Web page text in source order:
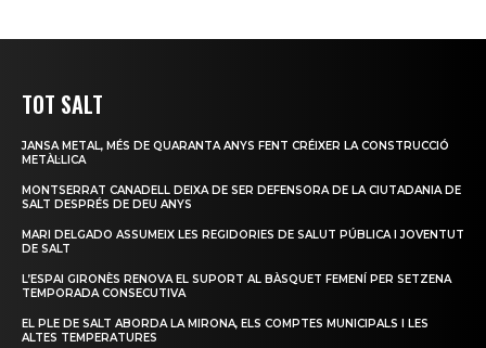
TOT SALT
JANSA METAL, MÉS DE QUARANTA ANYS FENT CRÉIXER LA CONSTRUCCIÓ
METÀL·LICA
MONTSERRAT CANADELL DEIXA DE SER DEFENSORA DE LA CIUTADANIA DE
SALT DESPRÉS DE DEU ANYS
MARI DELGADO ASSUMEIX LES REGIDORIES DE SALUT PÚBLICA I JOVENTUT
DE SALT
L’ESPAI GIRONÈS RENOVA EL SUPORT AL BÀSQUET FEMENÍ PER SETZENA
TEMPORADA CONSECUTIVA
EL PLE DE SALT ABORDA LA MIRONA, ELS COMPTES MUNICIPALS I LES
ALTES TEMPERATURES